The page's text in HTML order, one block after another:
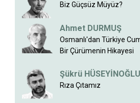
Biz Güçsüz Müyüz?
Ahmet DURMUŞ
Osmanlı'dan Türkiye
Bir Çürümenin Hikayesi
Şükrü HÜSEYİNOĞLU
Rıza Çıtamız